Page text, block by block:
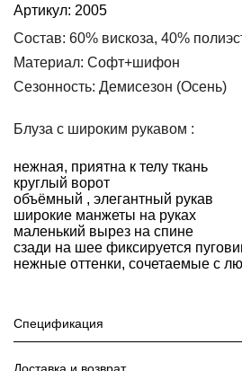
Туники и
комбинезоны
Шорты
Артикул: 2005
Состав: 60% вискоза, 40%
Материал: Софт+шифон
Сезонность: Демисезон (Осень)
Блуза с широким рукавом :
нежная, приятна к телу ткань
круглый ворот
объёмный , элегантный рукав
широкие манжеты на руках
маленький вырез на спине
сзади на шее фиксируется
нежные оттенки, сочетаемые с
Спецификация